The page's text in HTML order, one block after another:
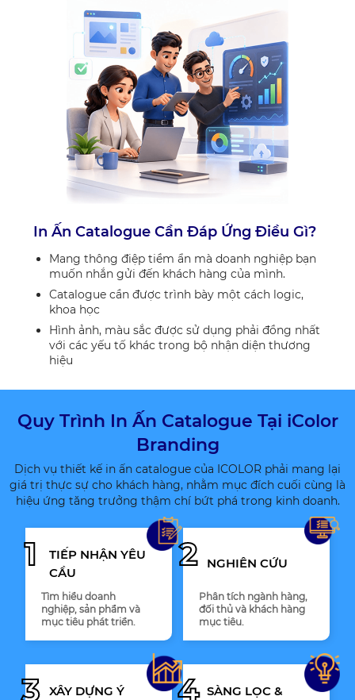
In Ấn Catalogue Cần Đáp Ứng Điều Gì?
Mang thông điệp tiềm ẩn mà doanh nghiệp bạn
muốn nhắn gửi đến khách hàng của mình.
Catalogue cần được trình bày một cách logic,
khoa học
Hình ảnh, màu sắc được sử dụng phải đồng nhất
với các yếu tố khác trong bộ nhận diện thương
hiệu
Quy Trình In Ấn Catalogue Tại iColor
Branding
Dịch vụ thiết kế in ấn catalogue của ICOLOR phải mang lại
giá trị thực sự cho khách hàng, nhằm mục đích cuối cùng là
hiệu ứng tăng trưởng thậm chí bứt phá trong kinh doanh.
1
TIẾP NHẬN YÊU
CẦU
Tìm hiểu doanh
nghiệp, sản phẩm và
mục tiêu phát triển.
2 NGHIÊN CỨU
Phân tích ngành hàng,
đối thủ và khách hàng
mục tiêu.
3 XÂY DỰNG Ý 4 SÀNG LỌC &